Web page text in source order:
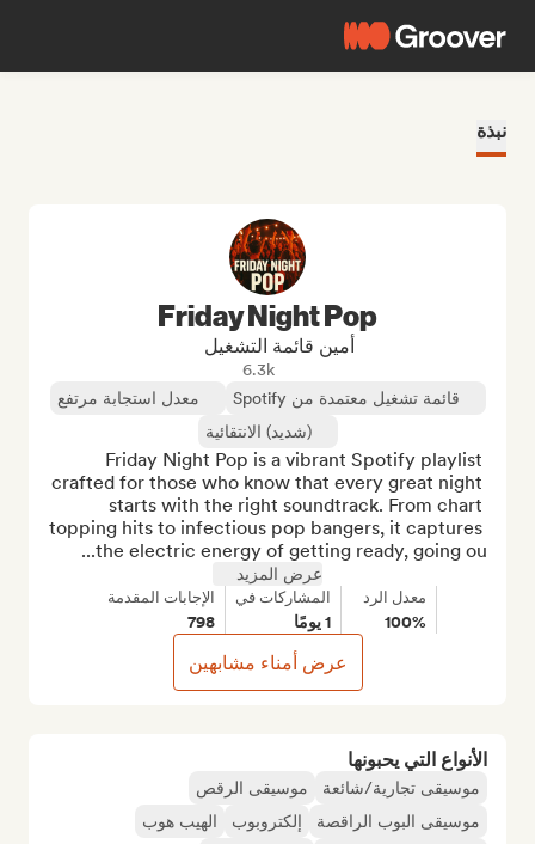
نبذة
الأنواع التي يحبونها
موسيقى تجارية/شائعة
موسيقى الرقص
موسيقى البوب الراقصة
إلكتروبوب
الهيب هوب
Friday Night Pop
أمين قائمة التشغيل
6.3k
قائمة تشغيل معتمدة من Spotify
معدل استجابة مرتفع
(شديد) الانتقائية
Friday Night Pop is a vibrant Spotify playlist
crafted for those who know that every great night
starts with the right soundtrack. From chart
topping hits to infectious pop bangers, it captures
the electric energy of getting ready, going ou...
عرض المزيد
معدل الرد
100%
المشاركات في
1 يومًا
الإجابات المقدمة
798
عرض أمناء مشابهين